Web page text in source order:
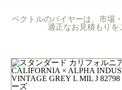
ベクトルのバイヤーは、市場
適正なお見積もりを